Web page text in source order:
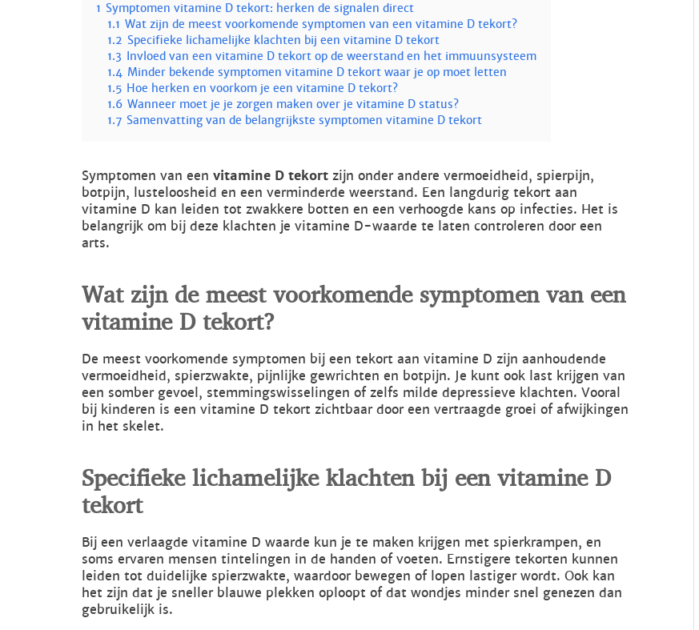
1 Symptomen vitamine D tekort: herken de signalen direct
1.1 Wat zijn de meest voorkomende symptomen van een vitamine D tekort?
1.2 Specifieke lichamelijke klachten bij een vitamine D tekort
1.3 Invloed van een vitamine D tekort op de weerstand en het immuunsysteem
1.4 Minder bekende symptomen vitamine D tekort waar je op moet letten
1.5 Hoe herken en voorkom je een vitamine D tekort?
1.6 Wanneer moet je je zorgen maken over je vitamine D status?
1.7 Samenvatting van de belangrijkste symptomen vitamine D tekort
Symptomen van een vitamine D tekort zijn onder andere vermoeidheid, spierpijn,
botpijn, lusteloosheid en een verminderde weerstand. Een langdurig tekort aan
vitamine D kan leiden tot zwakkere botten en een verhoogde kans op infecties. Het is
belangrijk om bij deze klachten je vitamine D-waarde te laten controleren door een
arts.
Wat zijn de meest voorkomende symptomen van een
vitamine D tekort?
De meest voorkomende symptomen bij een tekort aan vitamine D zijn aanhoudende
vermoeidheid, spierzwakte, pijnlijke gewrichten en botpijn. Je kunt ook last krijgen van
een somber gevoel, stemmingswisselingen of zelfs milde depressieve klachten. Vooral
bij kinderen is een vitamine D tekort zichtbaar door een vertraagde groei of afwijkingen
in het skelet.
Specifieke lichamelijke klachten bij een vitamine D
tekort
Bij een verlaagde vitamine D waarde kun je te maken krijgen met spierkrampen, en
soms ervaren mensen tintelingen in de handen of voeten. Ernstigere tekorten kunnen
leiden tot duidelijke spierzwakte, waardoor bewegen of lopen lastiger wordt. Ook kan
het zijn dat je sneller blauwe plekken oploopt of dat wondjes minder snel genezen dan
gebruikelijk is.